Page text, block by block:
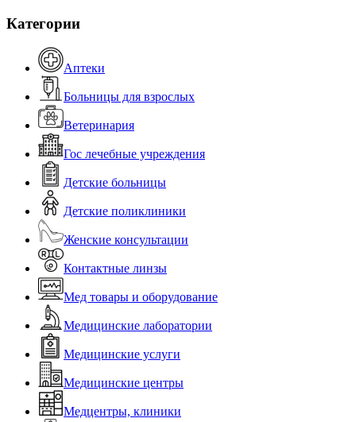
Категории
Аптеки
Больницы для взрослых
Ветеринария
Гос лечебные учреждения
Детские больницы
Детские поликлиники
Женские консультации
Контактные линзы
Мед товары и оборудование
Медицинские лаборатории
Медицинские услуги
Медицинские центры
Медцентры, клиники